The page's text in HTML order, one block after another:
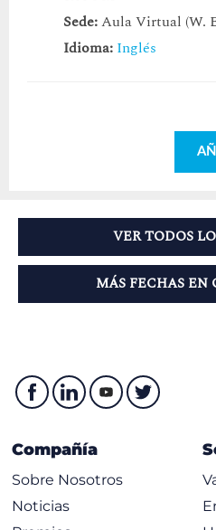
Sede:Aula Virtual (W.
Idioma: Inglés
VER TODOS
MÁS FECHAS EN
Compañía
Sobre Nosotros
Noticias